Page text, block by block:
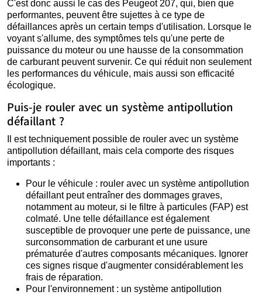
C'est donc aussi le cas des Peugeot 207, qui, bien que
performantes, peuvent être sujettes à ce type de
défaillances après un certain temps d'utilisation. Lorsque le
voyant s'allume, des symptômes tels qu'une perte de
puissance du moteur ou une hausse de la consommation
de carburant peuvent survenir. Ce qui réduit non seulement
les performances du véhicule, mais aussi son efficacité
écologique.
Puis-je rouler avec un système antipollution
défaillant ?
Il est techniquement possible de rouler avec un système
antipollution défaillant, mais cela comporte des risques
importants :
Pour le véhicule : rouler avec un système antipollution
défaillant peut entraîner des dommages graves,
notamment au moteur, si le filtre à particules (FAP) est
colmaté. Une telle défaillance est également
susceptible de provoquer une perte de puissance, une
surconsommation de carburant et une usure
prématurée d'autres composants mécaniques. Ignorer
ces signes risque d'augmenter considérablement les
frais de réparation.
Pour l'environnement : un système antipollution